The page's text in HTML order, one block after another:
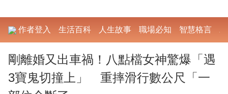
作者登入 生活百科 人生故事 職場必知 智慧格言
剛離婚又出車禍！八點檔女神驚爆「遇
3寶鬼切撞上」 重摔滑行數公尺「一